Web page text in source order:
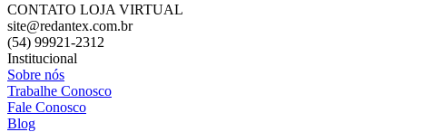
CONTATO LOJA VIRTUAL
site@redantex.com.br
(54) 99921-2312
Institucional
Sobre nós
Trabalhe Conosco
Fale Conosco
Blog